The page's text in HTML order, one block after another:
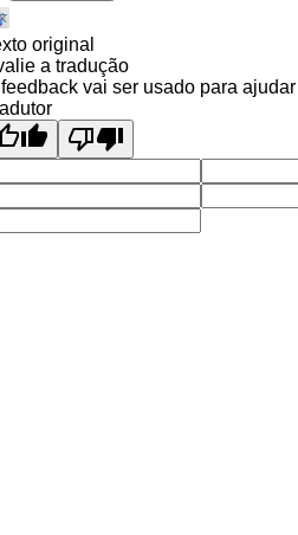
original
a tradução
vai ser usado para